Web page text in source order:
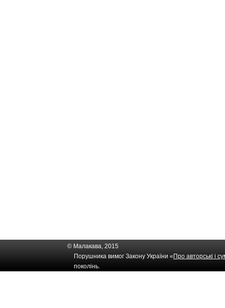
© Малакава, 2015
Порушника вимог Закону України « Про авторські і
поколінь.